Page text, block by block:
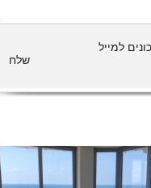
למייל
שלח